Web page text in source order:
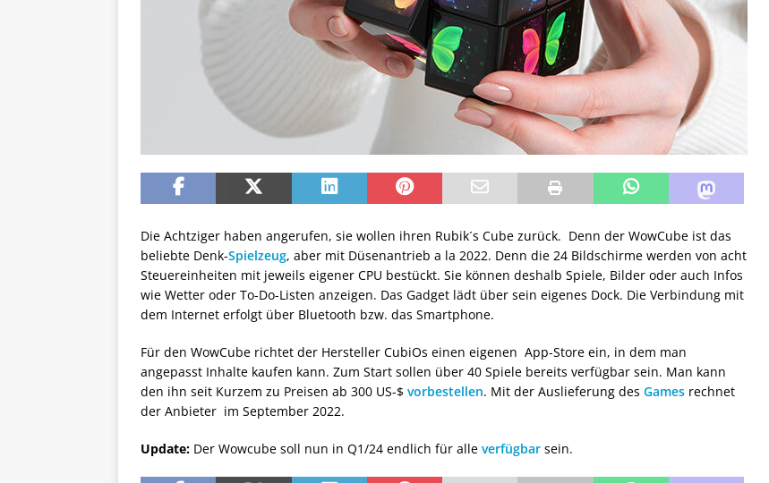
Die Achtziger haben angerufen, sie wollen ihren Rubik´s Cube zurück. Denn der WowCube ist das
beliebte Denk-Spielzeug, aber mit Düsenantrieb a la 2022. Denn die 24 Bildschirme werden von acht
Steuereinheiten mit jeweils eigener CPU bestückt. Sie können deshalb Spiele, Bilder oder auch Infos
wie Wetter oder To-Do-Listen anzeigen. Das Gadget lädt über sein eigenes Dock. Die Verbindung mit
dem Internet erfolgt über Bluetooth bzw. das Smartphone.
Für den WowCube richtet der Hersteller CubiOs einen eigenen App-Store ein, in dem man
angepasst Inhalte kaufen kann. Zum Start sollen über 40 Spiele bereits verfügbar sein. Man kann
den ihn seit Kurzem zu Preisen ab 300 US-$ vorbestellen. Mit der Auslieferung des Games rechnet
der Anbieter im September 2022.
Update: Der Wowcube soll nun in Q1/24 endlich für alle verfügbar sein.